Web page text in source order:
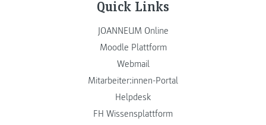
Quick Links
JOANNEUM Online
Moodle Plattform
Webmail
Mitarbeiter:innen-Portal
Helpdesk
FH Wissensplattform